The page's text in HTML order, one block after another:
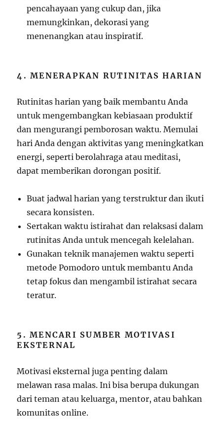
pencahayaan yang cukup dan, jika
memungkinkan, dekorasi yang
menenangkan atau inspiratif.
4. MENERAPKAN RUTINITAS HARIAN
Rutinitas harian yang baik membantu Anda
untuk mengembangkan kebiasaan produktif
dan mengurangi pemborosan waktu. Memulai
hari Anda dengan aktivitas yang meningkatkan
energi, seperti berolahraga atau meditasi,
dapat memberikan dorongan positif.
Buat jadwal harian yang terstruktur dan ikuti
secara konsisten.
Sertakan waktu istirahat dan relaksasi dalam
rutinitas Anda untuk mencegah kelelahan.
Gunakan teknik manajemen waktu seperti
metode Pomodoro untuk membantu Anda
tetap fokus dan mengambil istirahat secara
teratur.
5. MENCARI SUMBER MOTIVASI
EKSTERNAL
Motivasi eksternal juga penting dalam
melawan rasa malas. Ini bisa berupa dukungan
dari teman atau keluarga, mentor, atau bahkan
komunitas online.